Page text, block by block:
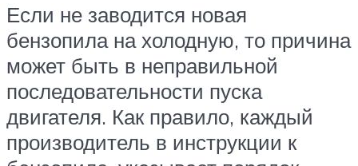
Если не заводится новая
бензопила на холодную, то причина
может быть в неправильной
последовательности пуска
двигателя. Как правило, каждый
производитель в инструкции к